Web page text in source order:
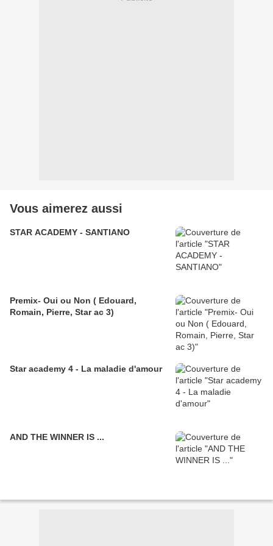
Vous aimerez aussi
STAR ACADEMY - SANTIANO
Premix- Oui ou Non ( Edouard,
Romain, Pierre, Star ac 3)
Star academy 4 - La maladie d'amour
AND THE WINNER IS ...